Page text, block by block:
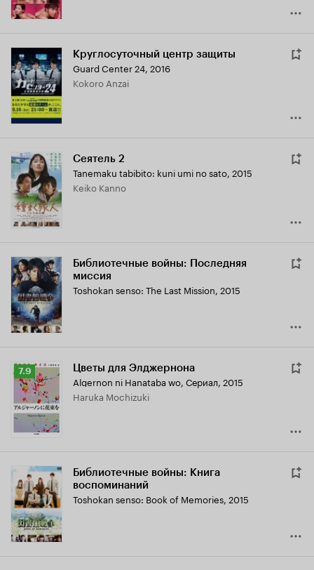
Круглосуточный центр защиты
Guard Center 24, 2016
Kokoro Anzai
Сеятель 2
Tanemaku tabibito: kuni umi no sato, 2015
Keiko Kanno
Библиотечные войны: Последняя
миссия
Toshokan senso: The Last Mission, 2015
Рейтинг
Кинопоиска
7.9
7.9 Цветы для Элджернона
Algernon ni Hanataba wo, Сериал, 2015
Haruka Mochizuki
Библиотечные войны: Книга
воспоминаний
Toshokan senso: Book of Memories, 2015